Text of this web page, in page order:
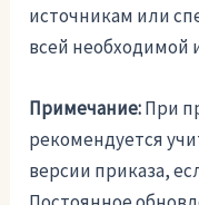
источникам или
всей необходимой
Примечание:При
рекомендуется
версии приказа,